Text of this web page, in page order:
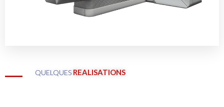
QUELQUES REALISATIONS